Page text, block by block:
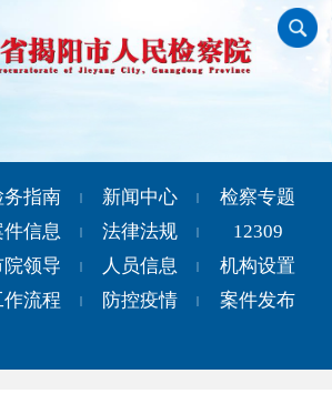
务指南 新闻中心
检察专题
件信息 法律法规
12309
院领导 人员信息
机构设置
作流程 防控疫情
案件发布